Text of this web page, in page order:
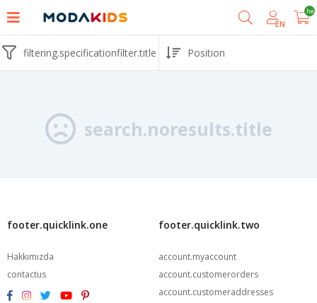
EN
filtering.specificationfilter.title
search.noresults.title
footer.quicklink.one
Hakkımızda
contactus
footer.quicklink.two
account.myaccount
account.customerorders
account.customeraddresses